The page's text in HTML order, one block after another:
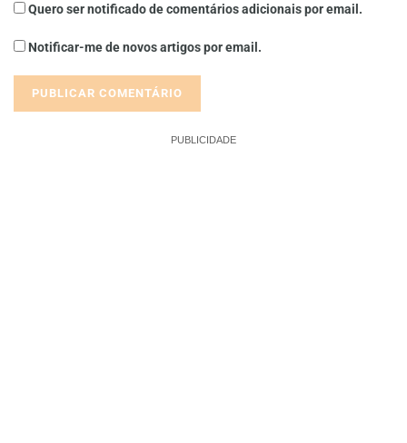
Quero ser notificado de comentários adicionais por email.
Notificar-me de novos artigos por email.
PUBLICIDADE